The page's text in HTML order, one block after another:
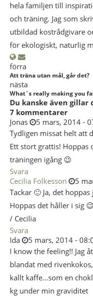
hela familjen till
och träning. Jag som
utbildad kostrådgivare
för ekologiskt, naturlig
förra
Att träna utan mål, går det?
nästa
What´s really making you
Du kanske även gillar
7 kommentarer
Jonas
5 mars, 2014 -
Tydligen missat helt att
Ett stort grattis!
träningen igång 😉
Svara
Cecilia Folkesson
5
Tackar 🙂 Ja, det
Hoppas det håller i sig 😉
/ Cecilia
Svara
Ida
5 mars, 2014 -
I know the feeling!! Jag
blandat med
kallt kaffe…som en
kg under min graviditet